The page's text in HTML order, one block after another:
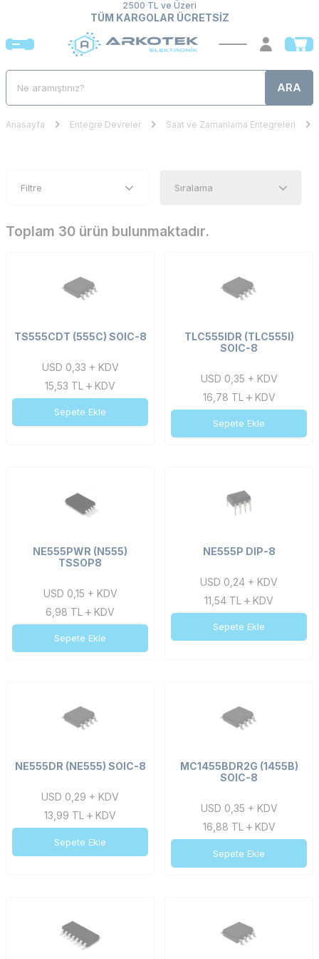
2500 TL ve Üzeri
TÜM KARGOLAR ÜCRETSİZ
ARA
Anasayfa Entegre Devreler Saat ve Zamanlama Entegreleri
Filtre
Toplam 30 ürün bulunmaktadır.
TS555CDT (555C) SOIC-8
USD 0,33 + KDV
15,53 TL KDV
Sepete Ekle
TLC555IDR (TLC555I)
SOIC-8
USD 0,35 + KDV
16,78 TL KDV
Sepete Ekle
NE555PWR (N555)
TSSOP8
USD 0,15 + KDV
6,98 TL KDV
Sepete Ekle
NE555P DIP-8
USD 0,24 + KDV
11,54 TL KDV
Sepete Ekle
NE555DR (NE555) SOIC-8
USD 0,29 + KDV
13,99 TL KDV
Sepete Ekle
MC1455BDR2G (1455B)
SOIC-8
USD 0,35 + KDV
16,88 TL KDV
Sepete Ekle